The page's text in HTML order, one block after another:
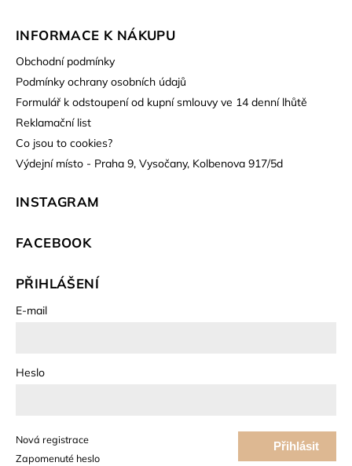
INFORMACE K NÁKUPU
Obchodní podmínky
Podmínky ochrany osobních údajů
Formulář k odstoupení od kupní smlouvy ve 14 denní lhůtě
Reklamační list
Co jsou to cookies?
Výdejní místo - Praha 9, Vysočany, Kolbenova 917/5d
INSTAGRAM
FACEBOOK
PŘIHLÁŠENÍ
E-mail
Heslo
Přihlásit
Nová registrace
Zapomenuté heslo